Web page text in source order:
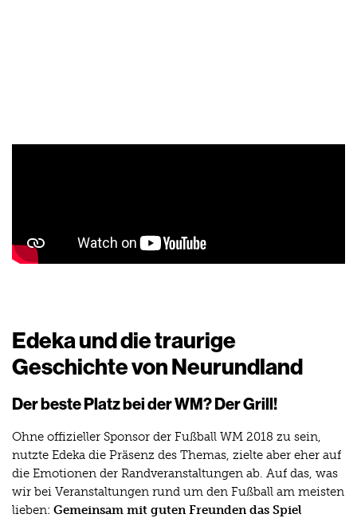
Edeka und die traurige
Geschichte von Neurundland
Der beste Platz bei der WM? Der Grill!
Ohne offizieller Sponsor der Fußball WM 2018 zu sein,
nutzte Edeka die Präsenz des Themas, zielte aber eher auf
die Emotionen der Randveranstaltungen ab. Auf das, was
wir bei Veranstaltungen rund um den Fußball am meisten
lieben: Gemeinsam mit guten Freunden das Spiel